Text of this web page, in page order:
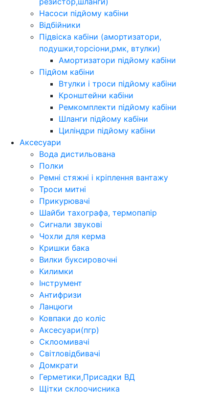
Насоси підйому кабіни
Відбійники
Підвіска кабіни (амортизатори,
подушки,торсіони,рмк, втулки)
Амортизатори підйому кабіни
Підйом кабіни
Втулки і троси підйому кабіни
Кронштейни кабіни
Ремкомплекти підйому кабіни
Шланги підйому кабіни
Циліндри підйому кабіни
Аксесуари
Вода дистильована
Полки
Ремні стяжні і кріплення вантажу
Троси митні
Прикурювачі
Шайби тахографа, термопапір
Сигнали звукові
Чохли для керма
Кришки бака
Вилки буксировочні
Килимки
Інструмент
Антифризи
Ланцюги
Ковпаки до коліс
Аксесуари(пгр)
Склоомивачі
Світловідбивачі
Домкрати
Герметики,Присадки ВД
Щітки склоочисника